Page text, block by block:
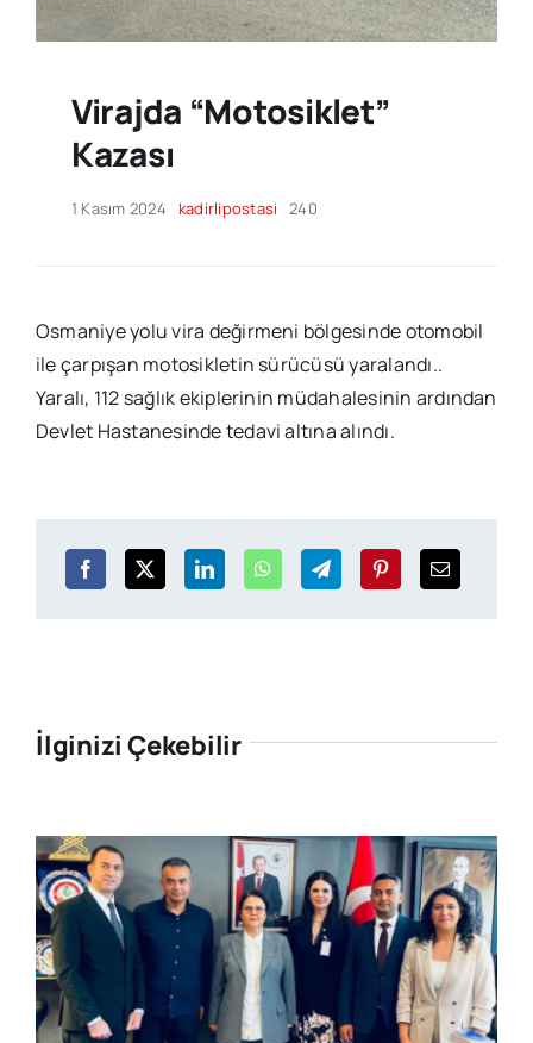
Virajda “motosiklet”
Kazası
1 Kasım 2024 kadirlipostasi 240
Osmaniye yolu vira değirmeni bölgesinde otomobil
ile çarpışan motosikletin sürücüsü yaralandı..
Yaralı, 112 sağlık ekiplerinin müdahalesinin ardından
Devlet Hastanesinde tedavi altına alındı.
İlginizi Çekebilir